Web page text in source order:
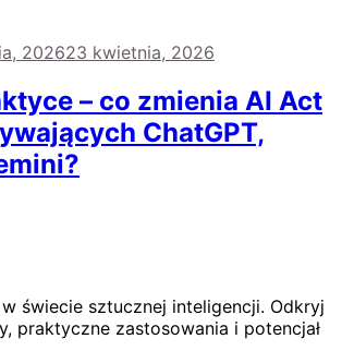
202623 kwietnia, 2026
– co zmienia AI Act
ChatGPT,
świecie sztucznej inteligencji. Odkryj
praktyczne zastosowania i potencjał